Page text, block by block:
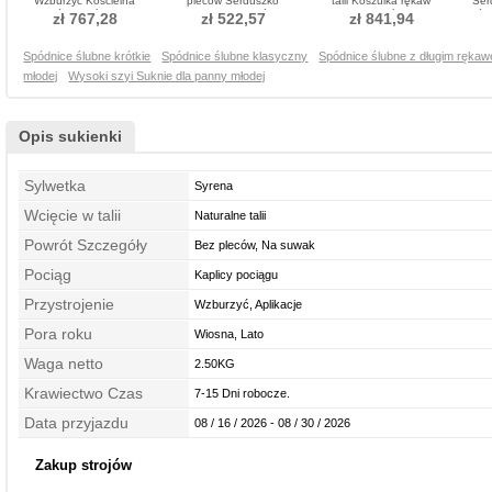
Spódnica ślubne
zł 767,28
Naturalny talia Spódnica
ślubne
zł 522,57
Sukienka ślubne
zł 841,94
Spódnice ślubne krótkie Spódnice ślubne klasyczny
Spódnice ślubne z długim
młodej
Wysoki szyi Suknie dla panny młodej
Opis sukienki
Sylwetka Syrena
Wcięcie w talii Naturalne talii
Powrót Szczegóły Bez pleców, Na suwak
Pociąg Kaplicy pociągu
Przystrojenie Wzburzyć, Aplikacje
Pora roku Wiosna, Lato
Waga netto 2.50KG
Krawiectwo Czas 7-15 Dni robocze.
Data przyjazdu 08 / 16 / 2026 - 08 / 30 / 2026
Zakup strojów